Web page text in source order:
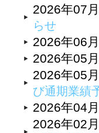
2026年07
らせ
2026年06
2026年05
2026年05
び通期業績
2026年04
2026年02